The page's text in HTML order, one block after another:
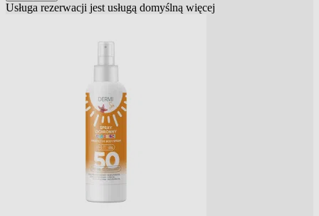
Usługa rezerwacji jest usługą domyślną więcej